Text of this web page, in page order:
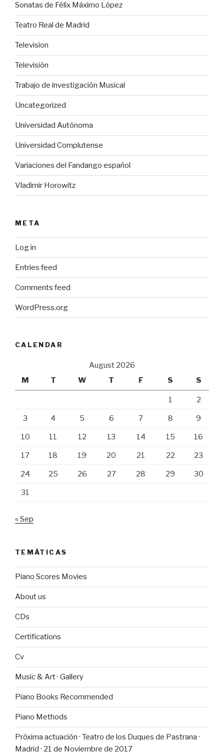
Sonatas de Félix Máximo López
Teatro Real de Madrid
Television
Televisión
Trabajo de investigación Musical
Uncategorized
Universidad Autónoma
Universidad Complutense
Variaciones del Fandango español
Vladimir Horowitz
META
Log in
Entries feed
Comments feed
WordPress.org
CALENDAR
August 2026
M
T W T F S S
1 2
3 4 5 6 7 8 9
10 11 12 13 14 15 16
17 18 19 20 21 22 23
24 25 26 27 28 29 30
31
« Sep
TEMÁTICAS
Piano Scores Movies
About us
CDs
Certifications
Cv
Music & Art · Gallery
Piano Books Recommended
Piano Methods
Próxima actuación · Teatro de los Duques de Pastrana ·
Madrid · 21 de Noviembre de 2017